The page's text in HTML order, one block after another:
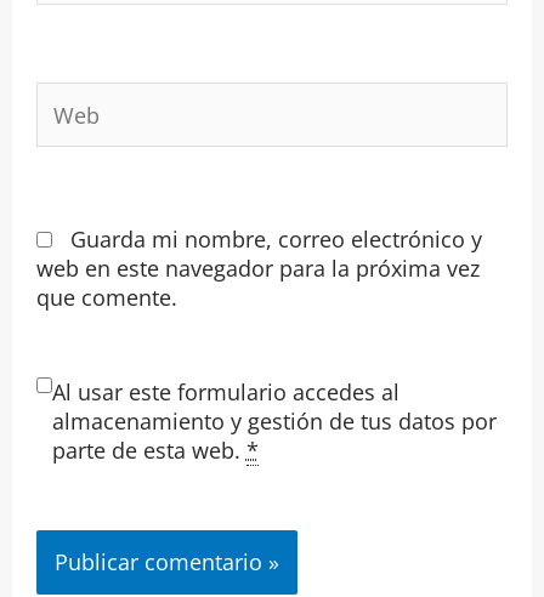
Guarda mi nombre, correo electrónico y
web en este navegador para la próxima vez
que comente.
Al usar este formulario accedes al
almacenamiento y gestión de tus datos por
parte de esta web. *